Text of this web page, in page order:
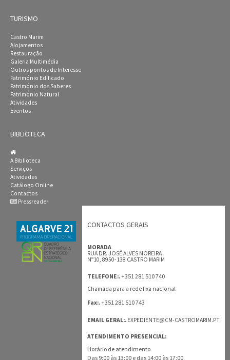
TURISMO
Castro Marim
Alojamentos
Restauração
Galeria Multimédia
Outros pontos de Interesse
Património Edificado
Património dos Saberes
Património Natural
Atividades
Eventos
BIBLIOTECA
A Biblioteca
Serviços
Atividades
Catálogo Online
Contactos
Pressreader
CONTACTOS GERAIS
MORADA
RUA DR. JOSÉ ALVES MOREIRA
Nº10, 8950-138 CASTRO MARIM
TELEFONE:.+351 281 510 740
Chamada para a rede fixa nacional
Fax:.+351 281 510 743
EMAIL GERAL:. EXPEDIENTE@CM-CASTROMARIM.PT
ATENDIMENTO PRESENCIAL:
Horário de atendimento
Das 9:00 às 13:00 e das 14:00 às 17:00.